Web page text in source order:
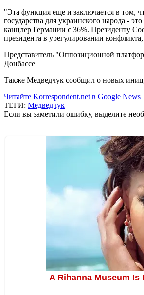
"Эта функция еще и заключается в том,
государства для украинского народа -
канцлер Германии с 36%. Президенту
президента в урегулировании
Представитель "Оппозиционной
Донбассе.
Также Медведчук сообщил о новых
Читайте Korrespondent.net в Google News
ТЕГИ: Медведчук
Если вы заметили ошибку, выделите